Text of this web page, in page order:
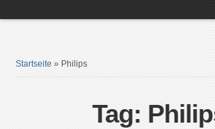
Startseite » Philips
Tag: